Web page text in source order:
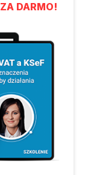
ZA DARMO!